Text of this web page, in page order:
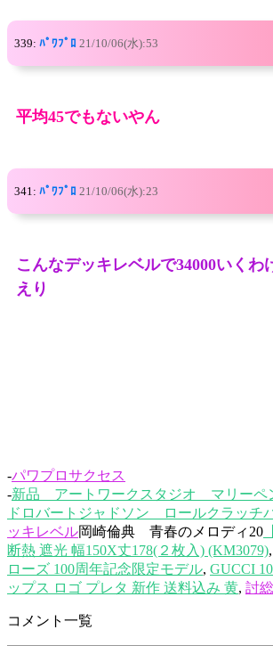
339: ﾊﾟﾜﾌﾟﾛ 21/10/06(水):53
平均45でもないやん
341: ﾊﾟﾜﾌﾟﾛ 21/10/06(水):23
こんなデッキレベルで34000いくわ
えり
-パワプロサクセス
-新品 アートワークスタジオ マリーペ
ドロバートジャドソン ロールクラッチ
ッキレベル岡崎倫典 青春のメロディ20
断熱 遮光 幅150X丈178(２枚入) (KM3079),
ローズ 100周年記念限定モデル, GUCCI
ップス ロゴ プレタ 新作 送料込み 黄, 討
コメント一覧